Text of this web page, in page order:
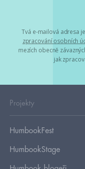
Tvá e-mailová adresa
zpracování osobních
mezích obecně
jak
Projekty
HumbookFest
HumbookStage